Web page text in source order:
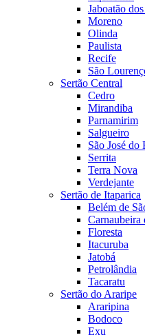
Jaboatão
Moreno
Olinda
Paulista
Recife
São
Sertão Central
Cedro
Mirandiba
Parnamirim
Salgueiro
São José do
Serrita
Terra Nova
Verdejante
Sertão de Itaparica
Belém de
Carnaubeira
Floresta
Itacuruba
Jatobá
Petrolândia
Tacaratu
Sertão do Araripe
Araripina
Bodoco
Exu